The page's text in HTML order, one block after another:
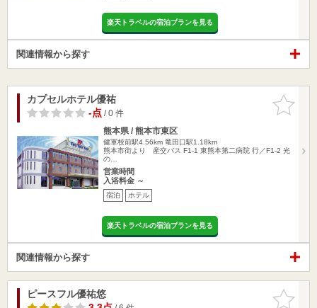
楽天トラベルの宿泊プランを見る
関連情報から探す
お気に入
りに追加
カプセルホテル優祐
-点/ 0 件
熊本県 / 熊本市東区
健軍校前駅4.56km 竜田口駅1.18km
熊本市街より 産交バス F1-1 東熊本第二病院 行／F1-2 光
の…
営業時間
入浴料金 ～
宿泊 ホテル
楽天トラベルの宿泊プランを見る
関連情報から探す
お気に入
りに追加
ピースフル優祐悠